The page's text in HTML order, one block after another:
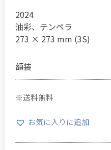
2024
油彩、テンペラ
273 × 273 mm (3S)
額装
※送料無料
お気に入りに追加